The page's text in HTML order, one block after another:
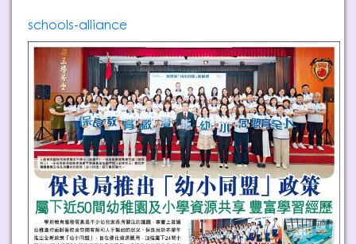
schools-alliance